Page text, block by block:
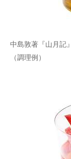
中島敦著『山月記
（調理例）